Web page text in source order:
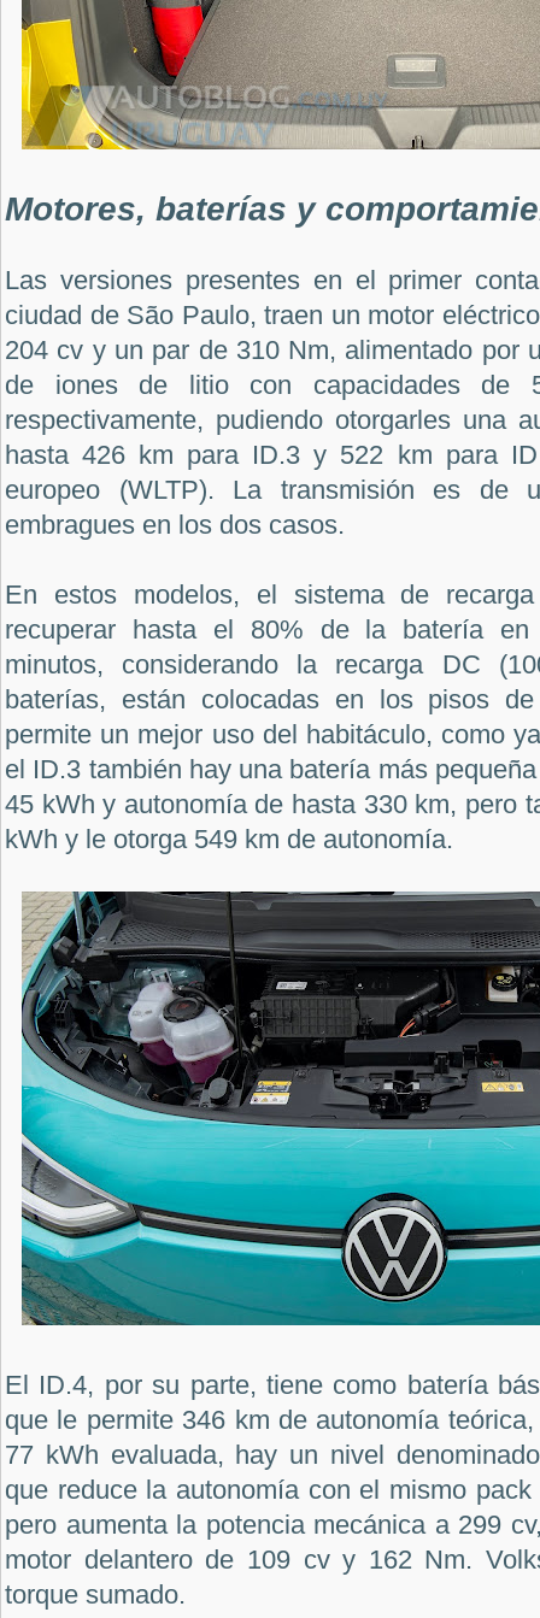
Motores, baterías y
Las versiones presentes en el primer
ciudad de São Paulo, traen un motor
204 cv y ​​un par de 310 Nm, alimentado por
de iones de litio con capacidades
respectivamente, pudiendo otorgarles una
hasta 426 km para ID.3 y 522 km para
europeo (WLTP). La transmisión es de
embragues en los dos casos.
En estos modelos, el sistema de
recuperar hasta el 80% de la batería en
minutos, considerando la recarga DC
baterías, están colocadas en los pisos
permite un mejor uso del habitáculo, como
el ID.3 también hay una batería más
45 kWh y autonomía de hasta 330 km, pero
kWh y le otorga 549 km de autonomía.
El ID.4, por su parte, tiene como batería
que le permite 346 km de autonomía
77 kWh evaluada, hay un nivel
que reduce la autonomía con el mismo
pero aumenta la potencia mecánica a 299
motor delantero de 109 cv y 162 Nm.
torque sumado.